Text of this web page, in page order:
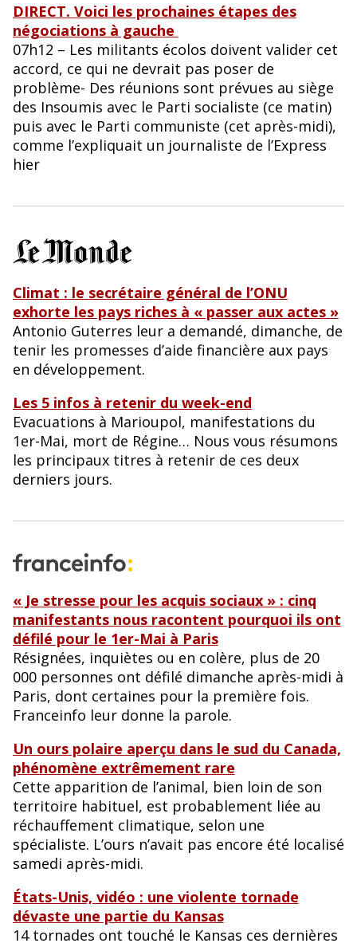
DIRECT. Voici les prochaines étapes des
négociations à gauche
07h12 – Les militants écolos doivent valider cet
accord, ce qui ne devrait pas poser de
problème- Des réunions sont prévues au siège
des Insoumis avec le Parti socialiste (ce matin)
puis avec le Parti communiste (cet après-midi),
comme l’expliquait un journaliste de l’Express
hier
Climat : le secrétaire général de l’ONU
exhorte les pays riches à « passer aux actes »
Antonio Guterres leur a demandé, dimanche, de
tenir les promesses d’aide financière aux pays
en développement.
Les 5 infos à retenir du week-end
Evacuations à Marioupol, manifestations du
1er-Mai, mort de Régine… Nous vous résumons
les principaux titres à retenir de ces deux
derniers jours.
« Je stresse pour les acquis sociaux » : cinq
manifestants nous racontent pourquoi ils ont
défilé pour le 1er-Mai à Paris
Résignées, inquiètes ou en colère, plus de 20
000 personnes ont défilé dimanche après-midi à
Paris, dont certaines pour la première fois.
Franceinfo leur donne la parole.
Un ours polaire aperçu dans le sud du Canada,
phénomène extrêmement rare
Cette apparition de l’animal, bien loin de son
territoire habituel, est probablement liée au
réchauffement climatique, selon une
spécialiste. L’ours n’avait pas encore été localisé
samedi après-midi.
États-Unis, vidéo : une violente tornade
dévaste une partie du Kansas
14 tornades ont touché le Kansas ces dernières